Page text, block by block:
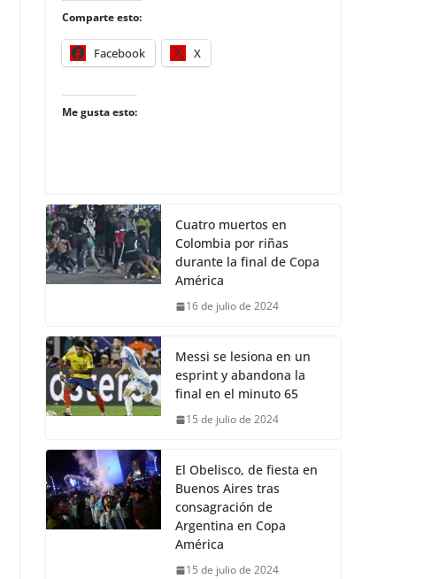
Comparte esto:
Facebook X
Me gusta esto:
Cuatro muertos en
Colombia por riñas
durante la final de Copa
América
16 de julio de 2024
Messi se lesiona en un
esprint y abandona la
final en el minuto 65
15 de julio de 2024
El Obelisco, de fiesta en
Buenos Aires tras
consagración de
Argentina en Copa
América
15 de julio de 2024